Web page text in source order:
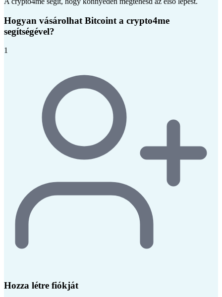
Hogyan vásárolhat Bitcoint a crypto4me
segítségével?
1
Hozza létre fiókját